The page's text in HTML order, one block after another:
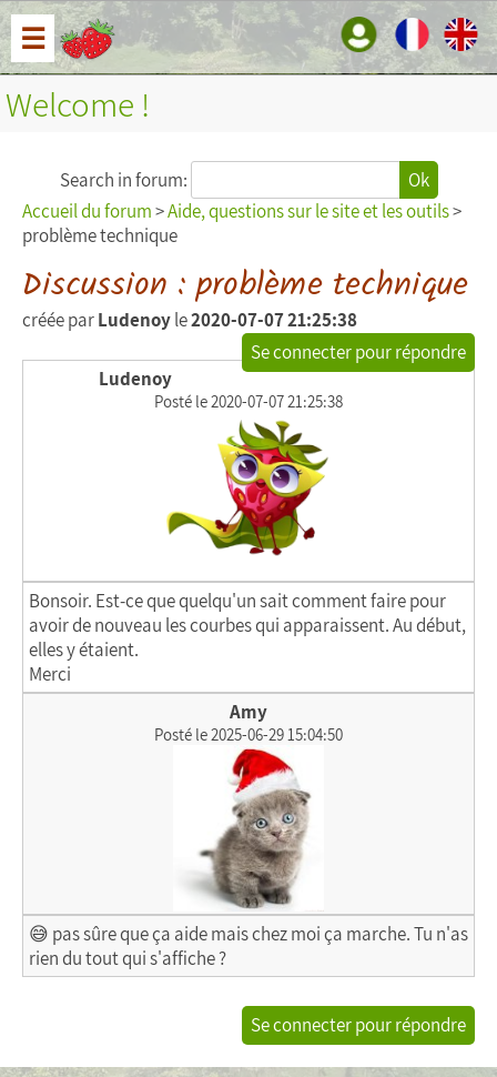
☰
Welcome !
Search in forum:
Ok
Accueil du forum>Aide, questions sur le site et les outils>
problème technique
Discussion : problème technique
créée parLudenoyle2020-07-07 21:25:38
Se connecter pour répondre
Ludenoy
Posté le 2020-07-07 21:25:38
Bonsoir. Est-ce que quelqu'un sait comment faire pour
avoir de nouveau les courbes qui apparaissent. Au début,
elles y étaient.
Merci
Amy
Posté le 2025-06-29 15:04:50
😅 pas sûre que ça aide mais chez moi ça marche. Tu n'as
rien du tout qui s'affiche ?
Se connecter pour répondre